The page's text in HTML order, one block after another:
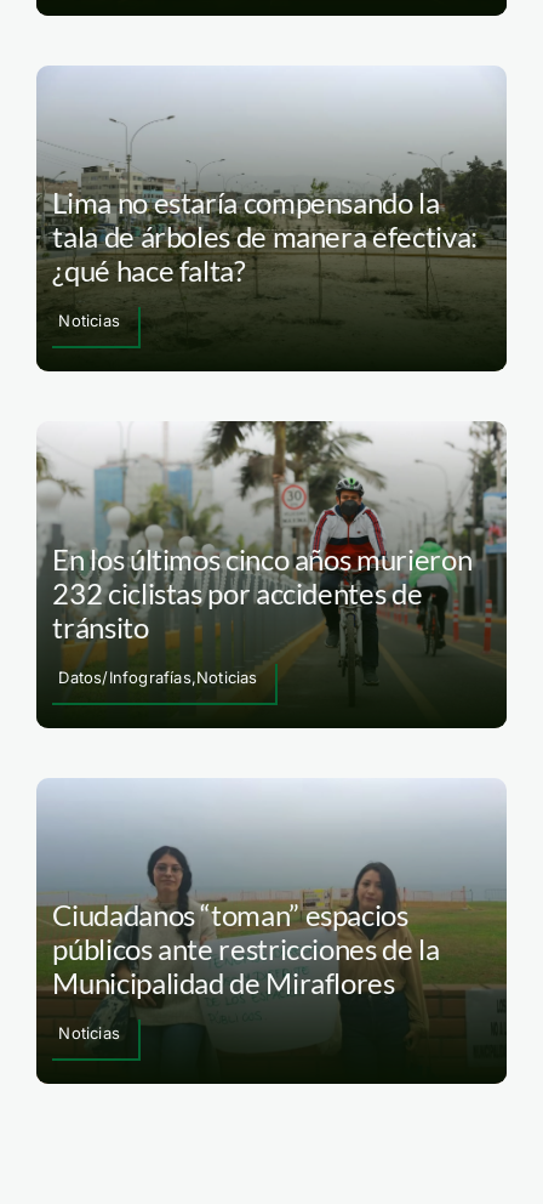
Lima no estaría compensando la
tala de árboles de manera efectiva:
¿qué hace falta?
Noticias
En los últimos cinco años murieron
232 ciclistas por accidentes de
tránsito
Datos/Infografías,Noticias
Ciudadanos “toman” espacios
públicos ante restricciones de la
Municipalidad de Miraflores
Noticias